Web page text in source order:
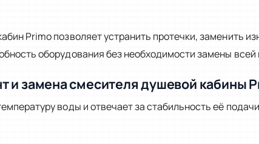
Primo позволяет устранить протечки, заменить
оборудования без необходимости замены всей
и замена смесителя душевой кабины
воды и отвечает за стабильность её